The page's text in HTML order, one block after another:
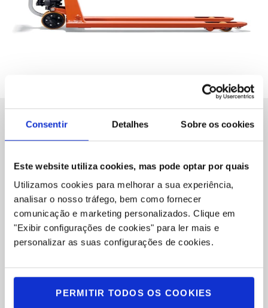
Consentir Detalhes Sobre os cookies
Este website utiliza cookies, mas pode optar por quais
Utilizamos cookies para melhorar a sua experiência,
analisar o nosso tráfego, bem como fornecer
comunicação e marketing personalizados. Clique em
"Exibir configurações de cookies" para ler mais e
personalizar as suas configurações de cookies.
PERMITIR TODOS OS COOKIES
Especificações
Especificação selecionada
Modelo LHM230QP
Opcional
Especificações técnicas